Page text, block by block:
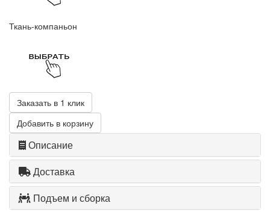
Ткань-компаньон
Заказать в 1 клик
Добавить в корзину
Описание
Доставка
Подъем и сборка